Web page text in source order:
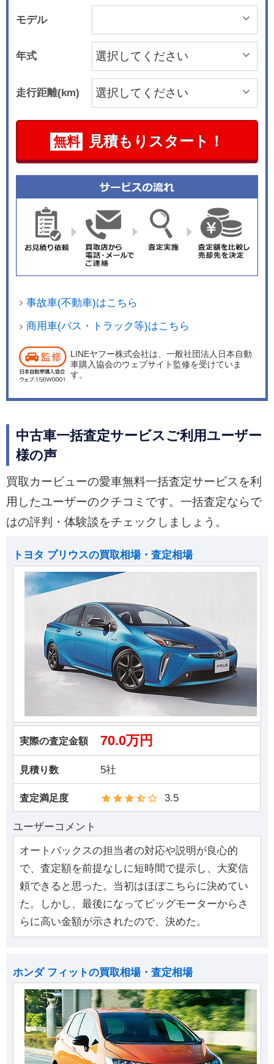
モデル
年式
走行距離(km)
無料 見積もりスタート！
事故車(不動車)はこちら
商用車(バス・トラック等)はこちら
LINEヤフー株式会社は、一般社団法人日本自動
車購入協会のウェブサイト監修を受けていま
す。
中古車一括査定サービスご利用ユーザー
様の声
買取カービューの愛車無料一括査定サービスを利
用したユーザーのクチコミです。一括査定ならで
はの評判・体験談をチェックしましょう。
トヨタ プリウスの買取相場・査定相場
実際の査定金額 70.0万円
見積り数 5社
査定満足度 3.5
ユーザーコメント
オートバックスの担当者の対応や説明が良心的
で、査定額を前提なしに短時間で提示し、大変信
頼できると思った。当初はほぼこちらに決めてい
た。しかし、最後になってビッグモーターからさ
らに高い金額が示されたので、決めた。
ホンダ フィットの買取相場・査定相場